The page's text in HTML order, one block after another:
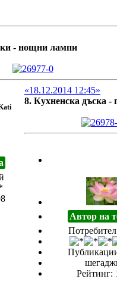
- нощни лампи
«18.12.2014 12:45»
8. Кухненска дъска -
Автор на
Рейтинг: